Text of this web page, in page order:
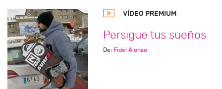
VÍDEO PREMIUM
Persigue tus sueños
De: Fidel Alonso